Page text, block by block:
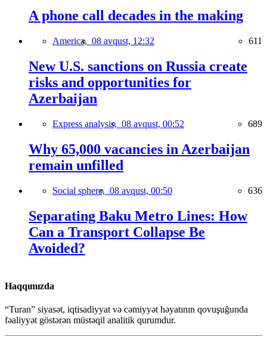
A phone call decades in the making
America, 08 avqust, 12:32 611
New U.S. sanctions on Russia create
risks and opportunities for
Azerbaijan
Express analysis, 08 avqust, 00:52 689
Why 65,000 vacancies in Azerbaijan
remain unfilled
Social sphere, 08 avqust, 00:50 636
Separating Baku Metro Lines: How
Can a Transport Collapse Be
Avoided?
Haqqımızda
“Turan” siyasət, iqtisadiyyat və cəmiyyət həyatının qovuşuğunda
fəaliyyət göstərən müstəqil analitik qurumdur.